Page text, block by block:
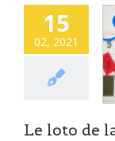
15
02, 2021
Le loto de